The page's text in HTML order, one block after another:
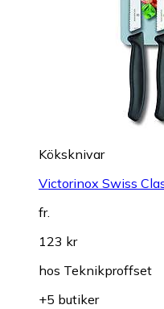
Köksknivar
Victorinox Swiss
fr.
123 kr
hos Teknikproffset
+5 butiker